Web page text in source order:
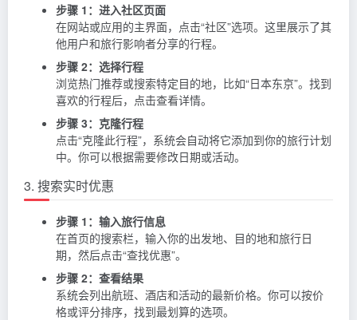
步骤 1：进入社区页面
在网站或应用的主界面，点击“社区”选项。这里展示了其
他用户和旅行影响者分享的行程。
步骤 2：选择行程
浏览热门推荐或搜索特定目的地，比如“日本东京”。找到
喜欢的行程后，点击查看详情。
步骤 3：克隆行程
点击“克隆此行程”，系统会自动将它添加到你的旅行计划
中。你可以根据需要修改日期或活动。
3. 搜索实时优惠
步骤 1：输入旅行信息
在首页的搜索栏，输入你的出发地、目的地和旅行日
期，然后点击“查找优惠”。
步骤 2：查看结果
系统会列出航班、酒店和活动的最新价格。你可以按价
格或评分排序，找到最划算的选项。